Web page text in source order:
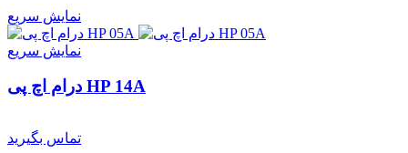
نمایش سریع
نمایش سریع
درام اچ پی HP 14A
تماس بگیرید